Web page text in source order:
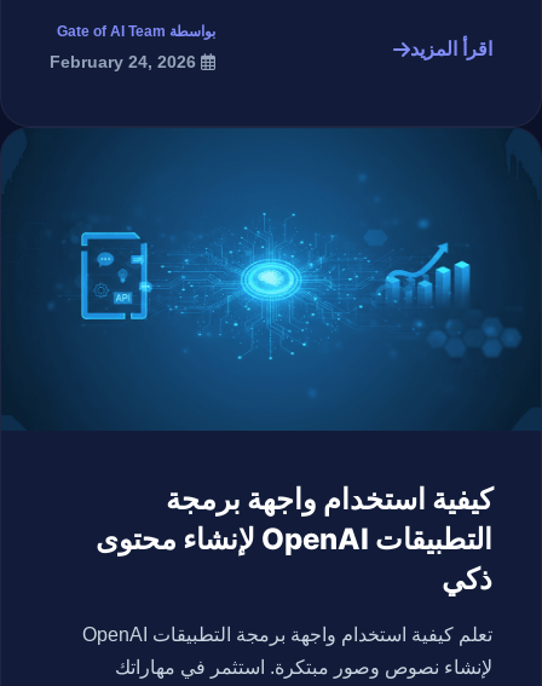
اقرأ المزيد
بواسطة Gate of AI Team
February 24, 2026
كيفية استخدام واجهة برمجة
التطبيقات OpenAI لإنشاء محتوى
ذكي
تعلم كيفية استخدام واجهة برمجة التطبيقات OpenAI
لإنشاء نصوص وصور مبتكرة. استثمر في مهاراتك